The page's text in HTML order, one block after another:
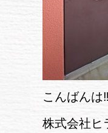
こんばんは‼
株式会社ヒ